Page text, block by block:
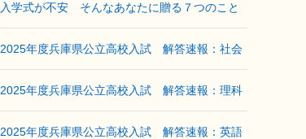
入学式が不安 そんなあなたに贈る７つのこと
2025年度兵庫県公立高校入試 解答速報：社会
2025年度兵庫県公立高校入試 解答速報：理科
2025年度兵庫県公立高校入試 解答速報：英語